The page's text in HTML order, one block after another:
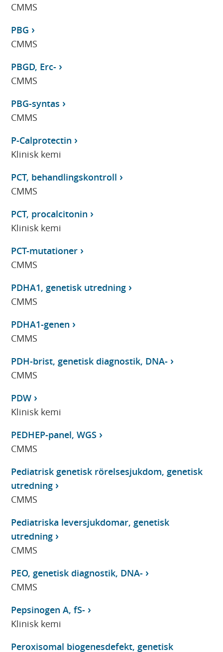
CMMS
PBG
CMMS
PBGD, Erc-
CMMS
PBG-syntas
CMMS
P-Calprotectin
Klinisk kemi
PCT, behandlingskontroll
CMMS
PCT, procalcitonin
Klinisk kemi
PCT-mutationer
CMMS
PDHA1, genetisk utredning
CMMS
PDHA1-genen
CMMS
PDH-brist, genetisk diagnostik, DNA-
CMMS
PDW
Klinisk kemi
PEDHEP-panel, WGS
CMMS
Pediatrisk genetisk rörelsesjukdom, genetisk
utredning
CMMS
Pediatriska leversjukdomar, genetisk
utredning
CMMS
PEO, genetisk diagnostik, DNA-
CMMS
Pepsinogen A, fS-
Klinisk kemi
Peroxisomal biogenesdefekt, genetisk